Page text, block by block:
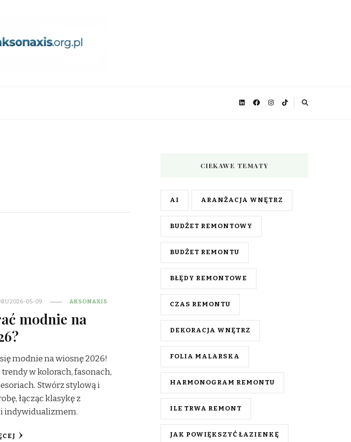
2026-05-09 AKSONAXIS
modnie na
modnie na wiosnę 2026!
w kolorach, fasonach,
Stwórz stylową i
łącząc klasykę z
indywidualizmem.
CIEKAWE TEMATY
AI ARANŻACJA WNĘTRZ
BUDŻET REMONTOWY
BUDŻET REMONTU
BŁĘDY REMONTOWE
CZAS REMONTU
DEKORACJA WNĘTRZ
FOLIA MALARSKA
HARMONOGRAM REMONTU
ILE TRWA REMONT
JAK POWIĘKSZYĆ ŁAZIENKĘ